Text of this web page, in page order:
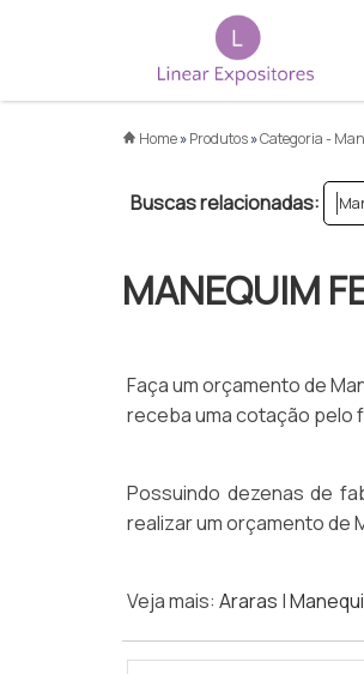
Home»Produtos»Categoria -
Buscas relacionadas:
MANEQUIM
Faça um orçamento de
receba uma cotação pelo
Possuindo dezenas de
realizar um orçamento de
Veja mais: Araras |